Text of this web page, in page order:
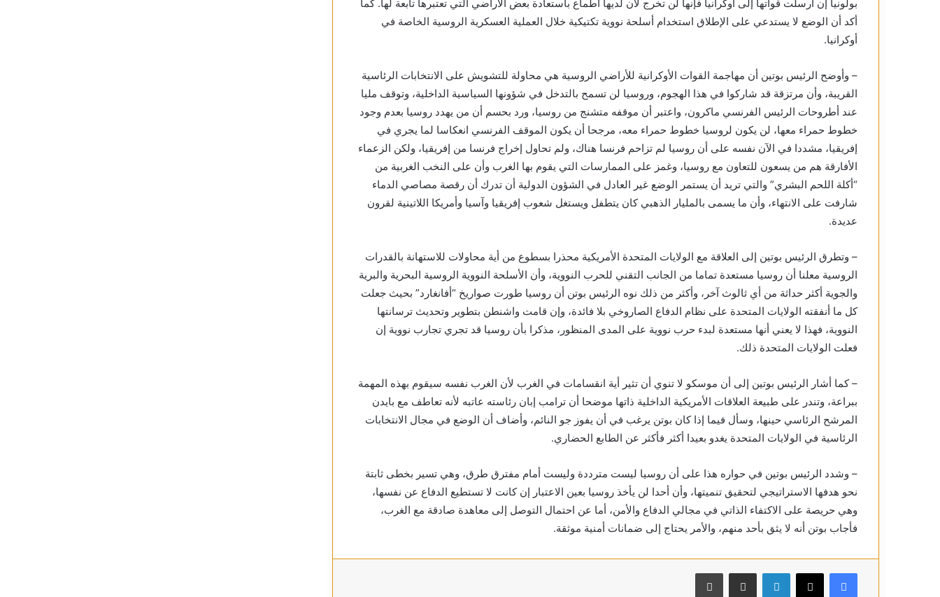
بولونيا إن أرسلت قواتها إلى أوكرانيا فإنها لن تخرج لأن لديها أطماع باستعادة بعض الأراضي التي تعتبرها تابعة لها. كما
أكد أن الوضع لا يستدعي على الإطلاق استخدام أسلحة نووية تكتيكية خلال العملية العسكرية الروسية الخاصة في
أوكرانيا.
– وأوضح الرئيس بوتين أن مهاجمة القوات الأوكرانية للأراضي الروسية هي محاولة للتشويش على الانتخابات الرئاسية
القريبة، وأن مرتزقة قد شاركوا في هذا الهجوم، وروسيا لن تسمح بالتدخل في شؤونها السياسية الداخلية، وتوقف مليا
عند أطروحات الرئيس الفرنسي ماكرون، واعتبر أن موقفه متشنج من روسيا، ورد بحسم أن من يهدد روسيا بعدم وجود
خطوط حمراء معها، لن يكون لروسيا خطوط حمراء معه، مرجحا أن يكون الموقف الفرنسي انعكاسا لما يجري في
إفريقيا، مشددا في الآن نفسه على أن روسيا لم تزاحم فرنسا هناك، ولم تحاول إخراج فرنسا من إفريقيا، ولكن الزعماء
الأفارقة هم من يسعون للتعاون مع روسيا، وغمز على الممارسات التي يقوم بها الغرب وأن على النخب الغربية من
“أكلة اللحم البشري” والتي تريد أن يستمر الوضع غير العادل في الشؤون الدولية أن تدرك أن رقصة مصاصي الدماء
شارفت على الانتهاء، وأن ما يسمى بالمليار الذهبي كان يتطفل ويستغل شعوب إفريقيا وآسيا وأمريكا اللاتينية لقرون
عديدة.
– وتطرق الرئيس بوتين إلى العلاقة مع الولايات المتحدة الأمريكية محذرا بسطوع من أية محاولات للاستهانة بالقدرات
الروسية معلنا أن روسيا مستعدة تماما من الجانب التقني للحرب النووية، وأن الأسلحة النووية الروسية البحرية والبرية
والجوية أكثر حداثة من أي ثالوث آخر، وأكثر من ذلك نوه الرئيس بوتن أن روسيا طورت صواريخ “أفانغارد” بحيث جعلت
كل ما أنفقته الولايات المتحدة على نظام الدفاع الصاروخي بلا فائدة، وإن قامت واشنطن بتطوير وتحديث ترسانتها
النووية، فهذا لا يعني أنها مستعدة لبدء حرب نووية على المدى المنظور، مذكرا بأن روسيا قد تجري تجارب نووية إن
فعلت الولايات المتحدة ذلك.
– كما أشار الرئيس بوتين إلى أن موسكو لا تنوي أن تثير أية انقسامات في الغرب لأن الغرب نفسه سيقوم بهذه المهمة
ببراعة، وتندر على طبيعة العلاقات الأمريكية الداخلية ذاتها موضحا أن ترامب إبان رئاسته عاتبه لأنه تعاطف مع بايدن
المرشح الرئاسي حينها، وسأل فيما إذا كان بوتن يرغب في أن يفوز جو النائم، وأضاف أن الوضع في مجال الانتخابات
الرئاسية في الولايات المتحدة يغدو بعيدا أكثر فأكثر عن الطابع الحضاري.
– وشدد الرئيس بوتين في حواره هذا على أن روسيا ليست مترددة وليست أمام مفترق طرق، وهي تسير بخطى ثابتة
نحو هدفها الاستراتيجي لتحقيق تنميتها، وأن أحدا لن يأخذ روسيا بعين الاعتبار إن كانت لا تستطيع الدفاع عن نفسها،
وهي حريصة على الاكتفاء الذاتي في مجالي الدفاع والأمن، أما عن احتمال التوصل إلى معاهدة صادقة مع الغرب،
فأجاب بوتن أنه لا يثق بأحد منهم، والأمر يحتاج إلى ضمانات أمنية موثقة.
فيسبوك لينكدإن